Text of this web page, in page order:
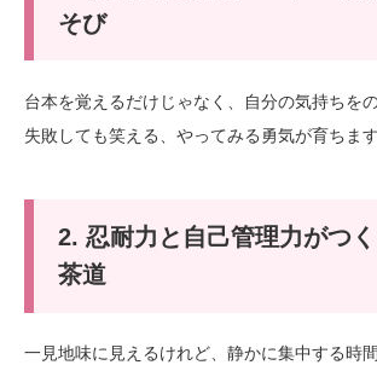
そび
台本を覚えるだけじゃなく、自分の気持ちをの
失敗しても笑える、やってみる勇気が育ちます
2. 忍耐力と自己管理力がつ
茶道
一見地味に見えるけれど、静かに集中する時間